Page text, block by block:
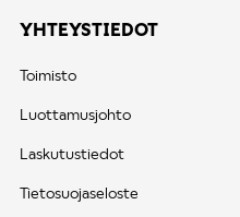
YHTEYSTIEDOT
Toimisto
Luottamusjohto
Laskutustiedot
Tietosuojaseloste